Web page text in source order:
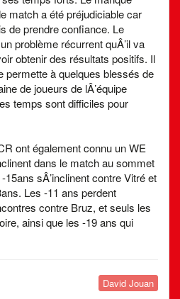
match a été préjudiciable car
de prendre confiance. Le
problème récurrent quÂ’il va
obtenir des résultats positifs. Il
permette à quelques blessés de
de joueurs de lÂ’équipe
temps sont difficiles pour
ont également connu un WE
dans le match au sommet
sÂ’inclinent contre Vitré et
Les -11 ans perdent
contre Bruz, et seuls les
ainsi que les -19 ans qui
David Jouan